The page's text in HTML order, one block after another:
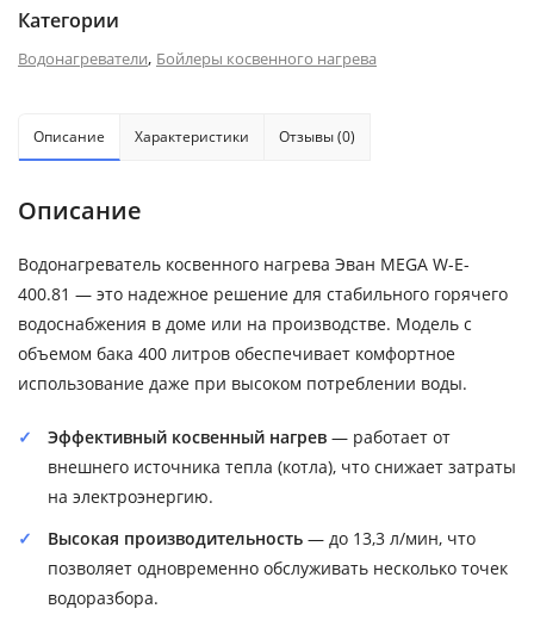
Категории
Водонагреватели, Бойлеры косвенного нагрева
Описание Характеристики Отзывы (0)
Описание
Водонагреватель косвенного нагрева Эван MEGA W-E-
400.81 — это надежное решение для стабильного горячего
водоснабжения в доме или на производстве. Модель с
объемом бака 400 литров обеспечивает комфортное
использование даже при высоком потреблении воды.
Эффективный косвенный нагрев — работает от
внешнего источника тепла (котла), что снижает затраты
на электроэнергию.
Высокая производительность — до 13,3 л/мин, что
позволяет одновременно обслуживать несколько точек
водоразбора.